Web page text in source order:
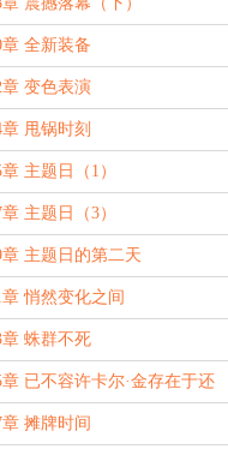
章 全新装备
章 变色表演
甩锅时刻
主题日（1）
主题日（3）
章 主题日的第二天
章 悄然变化之间
章 蛛群不死
章 已不容许卡尔·金存在于还
的世界
摊牌时间